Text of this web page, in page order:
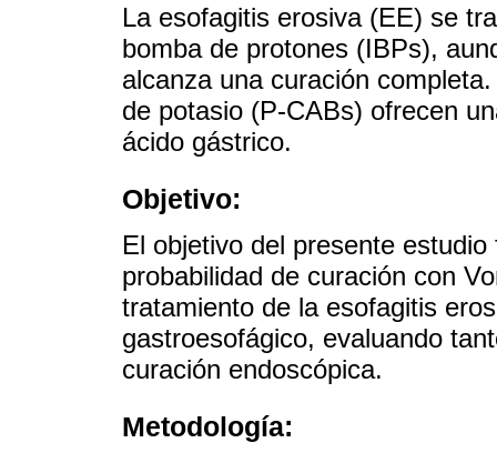
La esofagitis erosiva (EE) se
bomba de protones (IBPs),
alcanza una curación
de potasio (P-CABs) ofrecen
ácido gástrico.
Objetivo:
El objetivo del presente
probabilidad de curación con
tratamiento de la esofagitis
gastroesofágico, evaluando
curación endoscópica.
Metodología: